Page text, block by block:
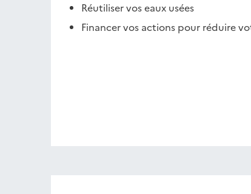
Réutiliser vos eaux usées
Financer vos actions pour réduire